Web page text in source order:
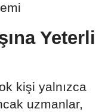
Yeterli
kişi yalnızca
uzmanlar,